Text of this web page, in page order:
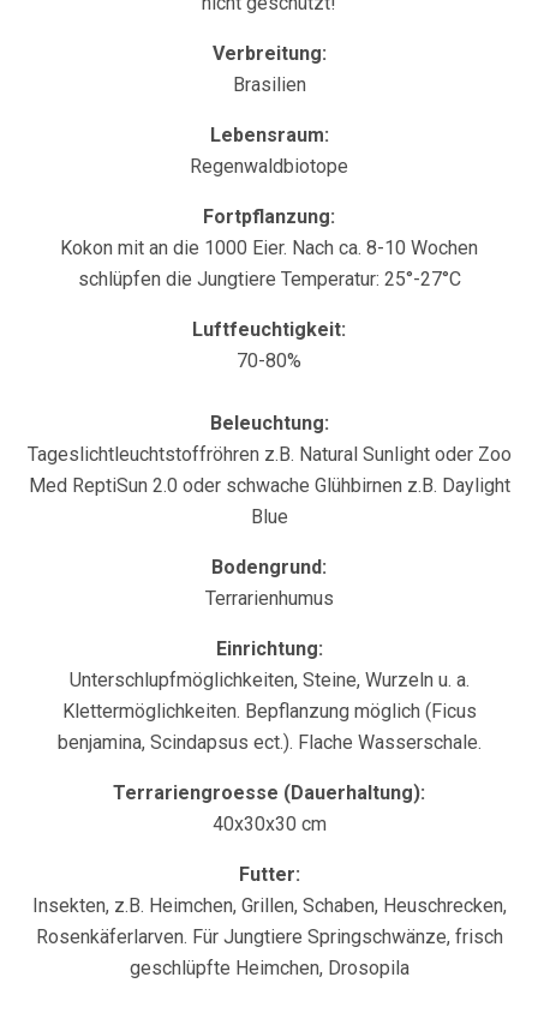
Verbreitung:
Brasilien
Lebensraum:
Regenwaldbiotope
Fortpflanzung:
Kokon mit an die 1000 Eier. Nach ca. 8-10 Wochen
schlüpfen die Jungtiere Temperatur: 25°-27°C
Luftfeuchtigkeit:
70-80%
Beleuchtung:
Tageslichtleuchtstoffröhren z.B. Natural Sunlight oder Zoo
Med ReptiSun 2.0 oder schwache Glühbirnen z.B. Daylight
Blue
Bodengrund:
Terrarienhumus
Einrichtung:
Unterschlupfmöglichkeiten, Steine, Wurzeln u. a.
Klettermöglichkeiten. Bepflanzung möglich (Ficus
benjamina, Scindapsus ect.). Flache Wasserschale.
Terrariengroesse (Dauerhaltung):
40x30x30 cm
Futter:
Insekten, z.B. Heimchen, Grillen, Schaben, Heuschrecken,
Rosenkäferlarven. Für Jungtiere Springschwänze, frisch
geschlüpfte Heimchen, Drosopila